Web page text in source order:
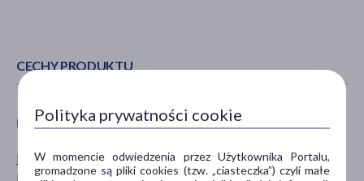
CECHY PRODUKTU
PŁEĆ
Mężczyzna
WIEK
dla dzieci
Polityka prywatności cookie
W momencie odwiedzenia przez Użytkownika Portalu,
gromadzone są pliki cookies (tzw. „ciasteczka”) czyli małe